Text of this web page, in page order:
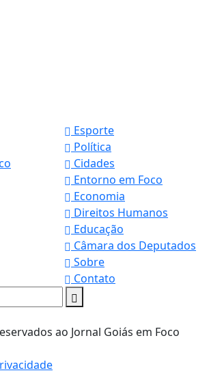
Esporte
Política
Cidades
Entorno em Foco
Economia
Direitos Humanos
Educação
Câmara dos Deputados
Sobre
Contato
ao Jornal Goiás em Foco